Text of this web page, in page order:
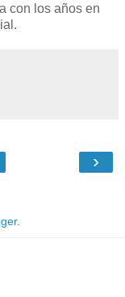
con los años en
›
.